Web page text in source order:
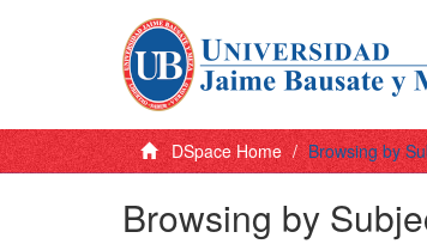
DSpace Home Browsing by
Browsing by